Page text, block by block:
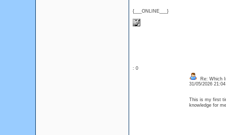
{___ONLINE___}
: 0
Re: Which
31/05/2026
This is my first
knowledge for